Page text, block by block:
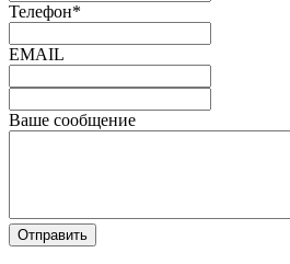
Телефон*
EMAIL
Ваше сообщение